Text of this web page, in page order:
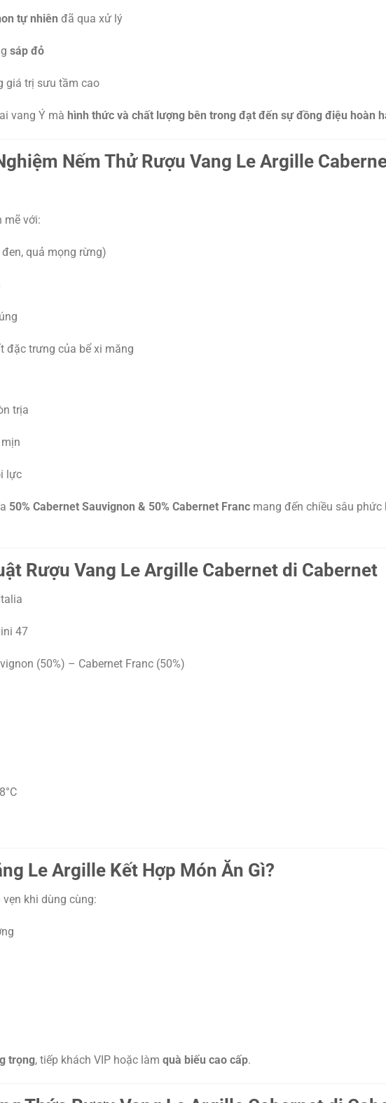
tự nhiên đã qua xử lý
sáp đỏ
giá trị sưu tầm cao
vang Ý mà hình thức và chất lượng bên trong đạt đến sự đồng điệu hoàn
Nếm Thử Rượu Vang Le Argille
mẽ với:
quả mọng rừng)
đặc trưng của bể xi măng
trịa
lực
50% Cabernet Sauvignon & 50% Cabernet Franc mang đến chiều sâu
Rượu Vang Le Argille Cabernet di Cabernet
47
(50%) – Cabernet Franc (50%)
Le Argille Kết Hợp Món Ăn Gì?
khi dùng cùng:
trọng, tiếp khách VIP hoặc làm quà biếu cao cấp.